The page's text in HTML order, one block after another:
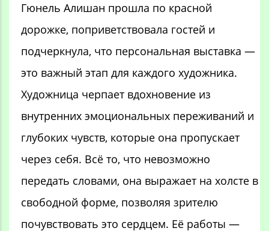
Гюнель Алишан прошла по красной
дорожке, поприветствовала гостей и
подчеркнула, что персональная выставка —
это важный этап для каждого художника.
Художница черпает вдохновение из
внутренних эмоциональных переживаний и
глубоких чувств, которые она пропускает
через себя. Всё то, что невозможно
передать словами, она выражает на холсте в
свободной форме, позволяя зрителю
почувствовать это сердцем. Её работы —